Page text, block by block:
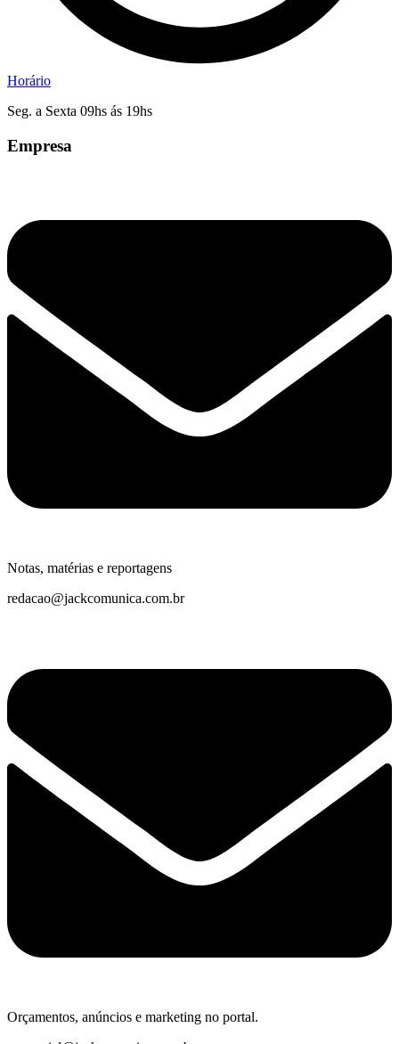
Horário
Seg. a Sexta 09hs ás 19hs
Empresa
Notas, matérias e reportagens
redacao@jackcomunica.com.br
Orçamentos, anúncios e marketing no portal.